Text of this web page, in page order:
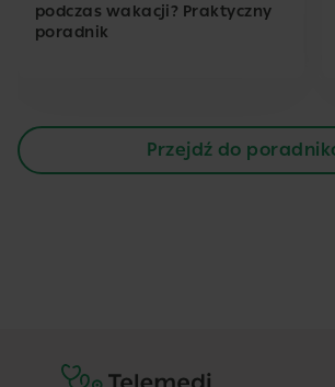
podczas wakacji? Praktyczny
poradnik
Przejdź do